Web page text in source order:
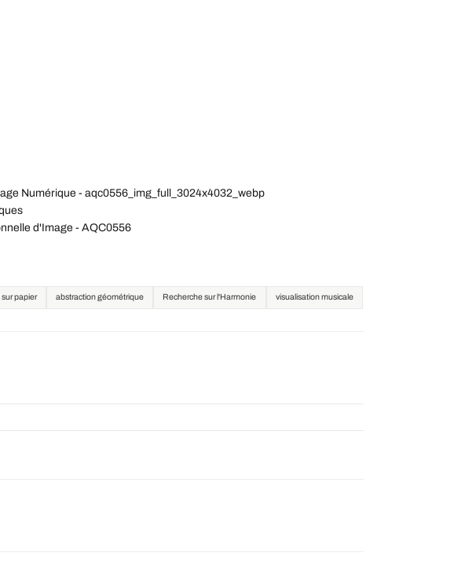
Numérique - aqc0556_img_full_3024x4032_webp
d'Image - AQC0556
papier abstraction géométrique Recherche sur l'Harmonie visualisation musicale